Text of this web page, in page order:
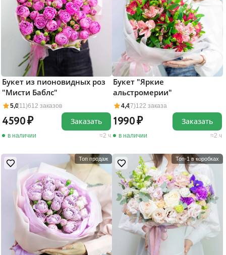
5,0(11)612 заказов
Букет из пионовидных роз
"Мисти Баблс"
4590
в наличии 2 ч
Заказать
4,4(7)122 заказа
Букет "Яркие
альстромерии"
1990
в наличии 2 ч
Заказать
Топ продаж Топ-1 в коробках